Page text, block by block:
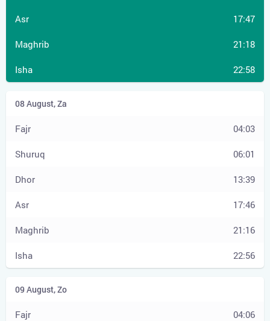
17:47
21:18
22:58
04:03
06:01
13:39
17:46
21:16
22:56
04:06